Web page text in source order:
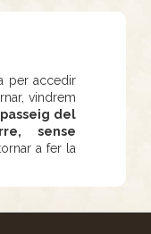
per accedir
vindrem
passeig del
sense
a fer la